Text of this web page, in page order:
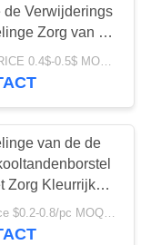
van
de Verwijderings
Zorg van de
Geen
voor Hotel
EXW PRICE 0.4$-0.5$ MOQ:500pcs-30000pcs
van de de
Zorg Kleurrijke
Groene Plastic
Exw price $0.2-0.8/pc MOQ:100pcs